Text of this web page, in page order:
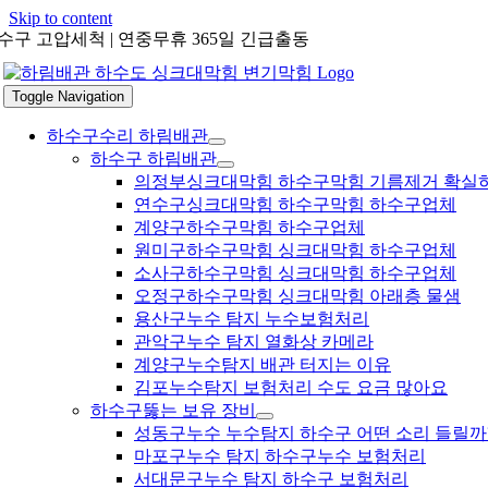
Skip to content
구 고압세척 | 연중무휴 365일 긴급출동
Toggle Navigation
하수구수리 하림배관
하수구 하림배관
의정부싱크대막힘 하수구막힘 기름제거 확실
연수구싱크대막힘 하수구막힘 하수구업체
계양구하수구막힘 하수구업체
원미구하수구막힘 싱크대막힘 하수구업체
소사구하수구막힘 싱크대막힘 하수구업체
오정구하수구막힘 싱크대막힘 아래층 물샘
용산구누수 탐지 누수보험처리
관악구누수 탐지 열화상 카메라
계양구누수탐지 배관 터지는 이유
김포누수탐지 보험처리 수도 요금 많아요
하수구뚫는 보유 장비
성동구누수 누수탐지 하수구 어떤 소리 들릴까
마포구누수 탐지 하수구누수 보험처리
서대문구누수 탐지 하수구 보험처리